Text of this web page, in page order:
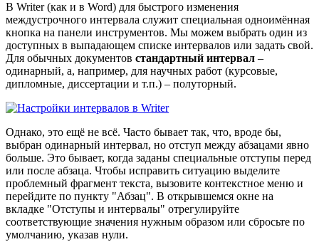
В Writer (как и в Word) для быстрого изменения
междустрочного интервала служит специальная одноимённая
кнопка на панели инструментов. Мы можем выбрать один из
доступных в выпадающем списке интервалов или задать свой.
Для обычных документов стандартный интервал –
одинарный, а, например, для научных работ (курсовые,
дипломные, диссертации и т.п.) – полуторный.
Однако, это ещё не всё. Часто бывает так, что, вроде бы,
выбран одинарный интервал, но отступ между абзацами явно
больше. Это бывает, когда заданы специальные отступы перед
или после абзаца. Чтобы исправить ситуацию выделите
проблемный фрагмент текста, вызовите контекстное меню и
перейдите по пункту "Абзац". В открывшемся окне на
вкладке "Отступы и интервалы" отрегулируйте
соответствующие значения нужным образом или сбросьте по
умолчанию, указав нули.